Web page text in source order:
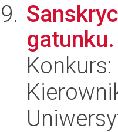
gatunku.
Konkurs: